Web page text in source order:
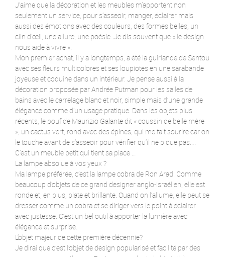
J’aime que la décoration et les meubles m’apportent non
seulement un service, pour s’asseoir, manger, éclairer mais
aussi des émotions avec des couleurs, des formes belles, un
clin d’œil, une allure, une poésie. Je dis souvent que « le design
nous aide à vivre ».
Mon premier achat, il y a longtemps, a été la guirlande de Sentou
avec ses fleurs multicolores et ses loupiotes en une sarabande
joyeuse et coquine dans un intérieur. Je pense aussi à la
décoration proposée par Andrée Putman pour les salles de
bains avec le carrelage blanc et noir, simple mais d’une grande
élégance comme d’un usage pratique. Dans les objets plus
récents, le pouf de Maurizio Galante dit « coussin de belle mère
», un cactus vert, rond avec des épines, qui me fait sourire car on
le touche avant de s’asseoir pour vérifier qu’il ne pique pas….
C’est un meuble petit qui tient sa place …
La lampe absolue à vos yeux ?
Ma lampe préférée, c’est la lampe cobra de Ron Arad. Comme
beaucoup d’objets de ce grand designer anglo-israélien, elle est
ronde et, en plus, plate et brillante. Quand on l’allume, elle peut se
dresser comme un cobra et se diriger vers le point à éclairer
avec justesse. C’est un bel outil à apporter la lumière avec
élégance et surprise.
L’objet majeur de cette première décennie?
Je dirai que c’est l’objet de design popularisé et facilité par des